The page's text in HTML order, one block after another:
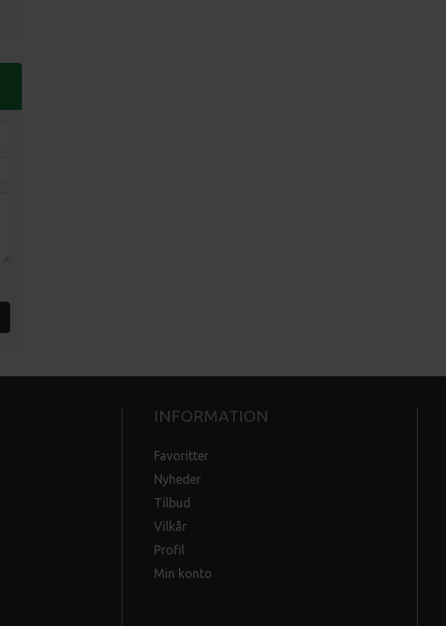
INFORMATION
Favoritter
Nyheder
Tilbud
Vilkår
Profil
Min konto